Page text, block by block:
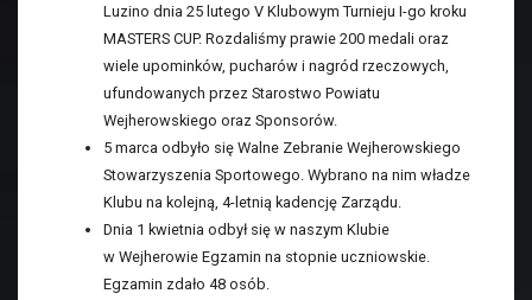
Luzino dnia 25 lutego V Klubowym Turnieju I-go kroku
MASTERS CUP. Rozdaliśmy prawie 200 medali oraz
wiele upominków, pucharów i nagród rzeczowych,
ufundowanych przez Starostwo Powiatu
Wejherowskiego oraz Sponsorów.
5 marca odbyło się Walne Zebranie Wejherowskiego
Stowarzyszenia Sportowego. Wybrano na nim władze
Klubu na kolejną, 4-letnią kadencję Zarządu.
Dnia 1 kwietnia odbył się w naszym Klubie
w Wejherowie Egzamin na stopnie uczniowskie.
Egzamin zdało 48 osób.